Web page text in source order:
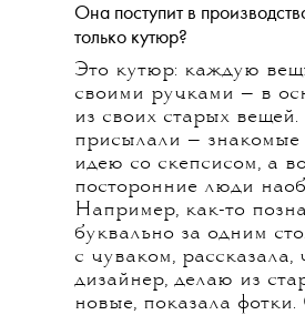
Она поступит в
только кутюр?
Это кутюр: каждую
своими ручками — в
из своих старых
присылали — знакомые
идею со скепсисом, а
посторонние люди
Например, как-то
буквально за одним
с чуваком, рассказала,
дизайнер, делаю из
новые, показала